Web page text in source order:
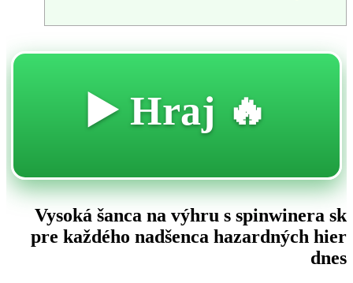
🔥 Hraj ▶️
Vysoká šanca na výhru s spinwinera sk
pre každého nadšenca hazardných hier
dnes